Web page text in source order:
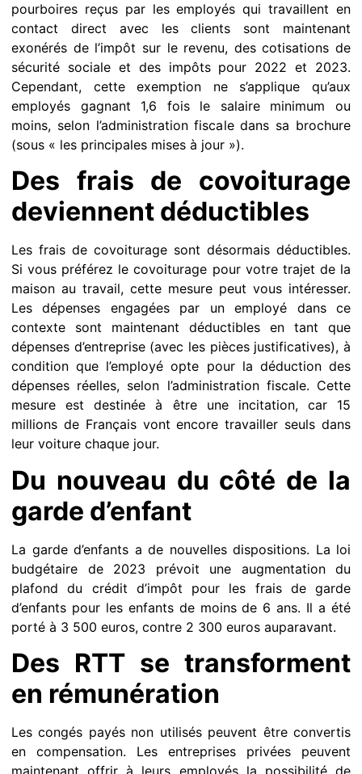
pourboires reçus par les employés qui travaillent en
contact direct avec les clients sont maintenant
exonérés de l’impôt sur le revenu, des cotisations de
sécurité sociale et des impôts pour 2022 et 2023.
Cependant, cette exemption ne s’applique qu’aux
employés gagnant 1,6 fois le salaire minimum ou
moins, selon l’administration fiscale dans sa brochure
(sous « les principales mises à jour »).
Des frais de covoiturage
deviennent déductibles
Les frais de covoiturage sont désormais déductibles.
Si vous préférez le covoiturage pour votre trajet de la
maison au travail, cette mesure peut vous intéresser.
Les dépenses engagées par un employé dans ce
contexte sont maintenant déductibles en tant que
dépenses d’entreprise (avec les pièces justificatives), à
condition que l’employé opte pour la déduction des
dépenses réelles, selon l’administration fiscale. Cette
mesure est destinée à être une incitation, car 15
millions de Français vont encore travailler seuls dans
leur voiture chaque jour.
Du nouveau du côté de la
garde d’enfant
La garde d’enfants a de nouvelles dispositions. La loi
budgétaire de 2023 prévoit une augmentation du
plafond du crédit d’impôt pour les frais de garde
d’enfants pour les enfants de moins de 6 ans. Il a été
porté à 3 500 euros, contre 2 300 euros auparavant.
Des RTT se transforment
en rémunération
Les congés payés non utilisés peuvent être convertis
en compensation. Les entreprises privées peuvent